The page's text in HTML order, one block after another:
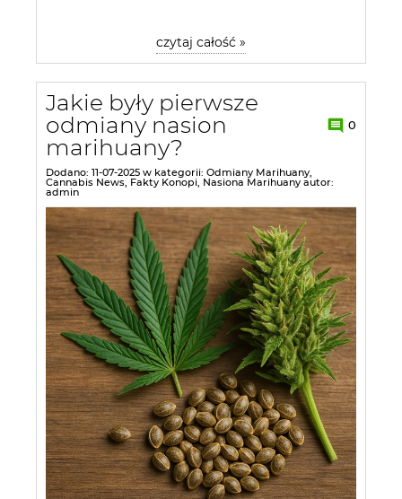
czytaj całość »
Jakie były pierwsze
odmiany nasion
marihuany?
0
Dodano: 11-07-2025 w kategorii: Odmiany Marihuany,
Cannabis News, Fakty Konopi, Nasiona Marihuany autor:
admin